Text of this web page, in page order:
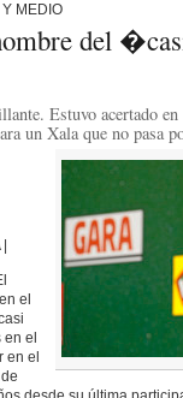
MEDIO
del
Estuvo acertado en
un Xala que no pasa
el
el
en el